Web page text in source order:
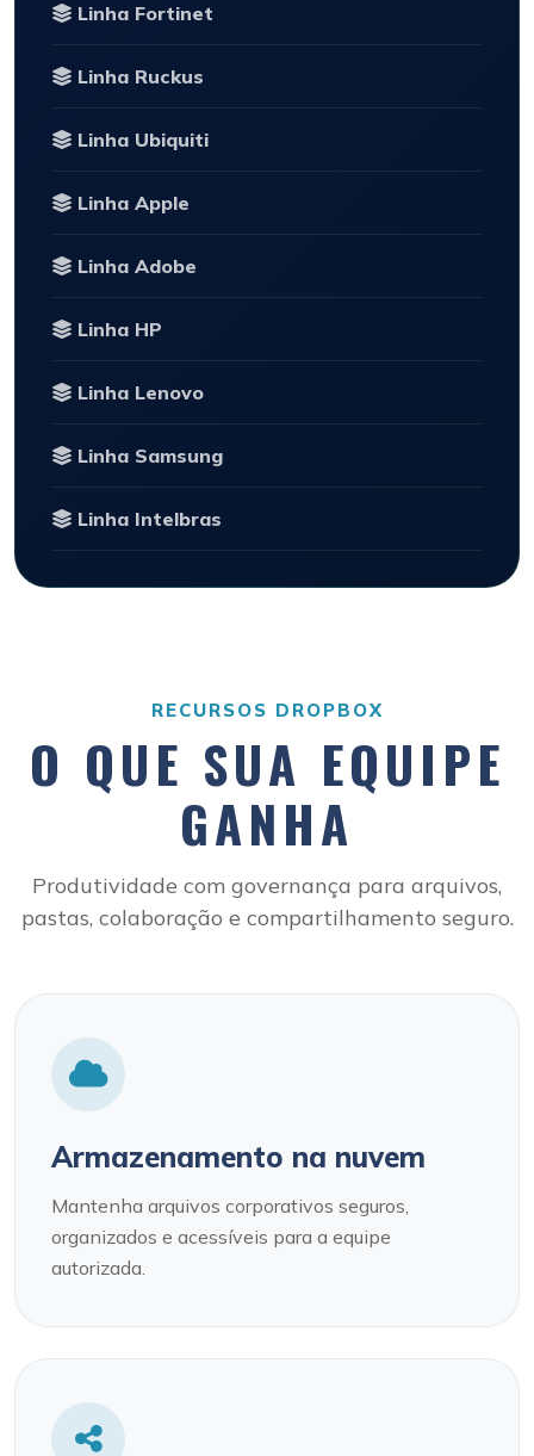
Linha Fortinet
Linha Ruckus
Linha Ubiquiti
Linha Apple
Linha Adobe
Linha HP
Linha Lenovo
Linha Samsung
Linha Intelbras
RECURSOS DROPBOX
O QUE SUA EQUIPE
GANHA
Produtividade com governança para arquivos,
pastas, colaboração e compartilhamento seguro.
Armazenamento na nuvem
Mantenha arquivos corporativos seguros,
organizados e acessíveis para a equipe
autorizada.